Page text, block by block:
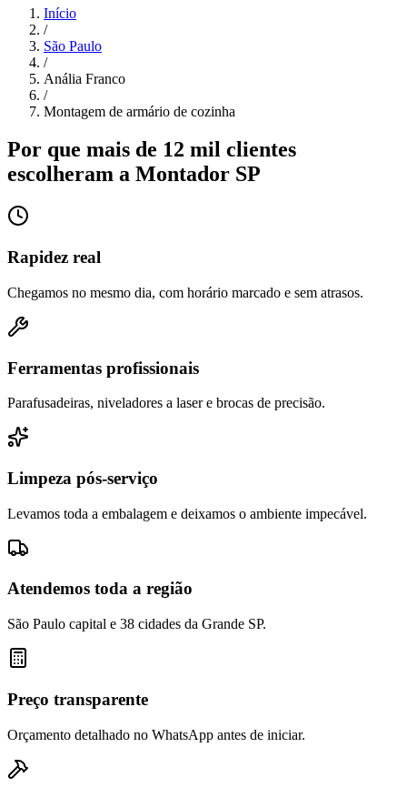
Início
/
São Paulo
/
Anália Franco
/
Montagem de armário de cozinha
Por que mais de 12 mil clientes
escolheram a Montador SP
Rapidez real
Chegamos no mesmo dia, com horário marcado e sem atrasos.
Ferramentas profissionais
Parafusadeiras, niveladores a laser e brocas de precisão.
Limpeza pós-serviço
Levamos toda a embalagem e deixamos o ambiente impecável.
Atendemos toda a região
São Paulo capital e 38 cidades da Grande SP.
Preço transparente
Orçamento detalhado no WhatsApp antes de iniciar.